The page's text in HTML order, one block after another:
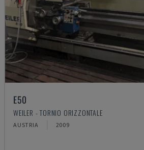
E50
WEILER - TORNIO ORIZZONTALE
AUSTRIA 2009